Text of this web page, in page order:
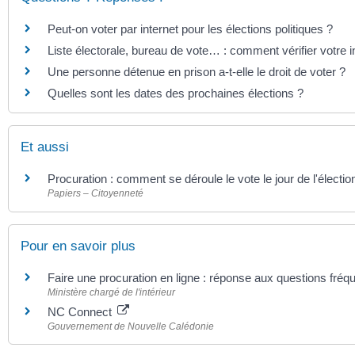
Peut-on voter par internet pour les élections politiques ?
Liste électorale, bureau de vote… : comment vérifier votre
Une personne détenue en prison a-t-elle le droit de voter ?
Quelles sont les dates des prochaines élections ?
Et aussi
Procuration : comment se déroule le vote le jour de
Papiers – Citoyenneté
Pour en savoir plus
Faire une procuration en ligne : réponse aux questions
Ministère chargé de l'intérieur
NC Connect
Gouvernement de Nouvelle Calédonie